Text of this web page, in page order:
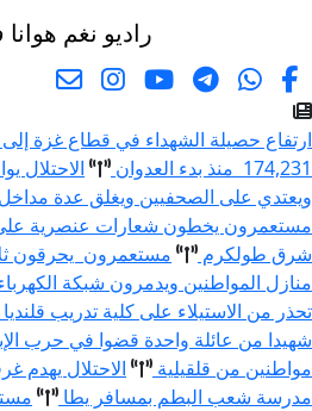
راديو نغم
174,231 منذ بدء العدوان
الاحتلال
ويعتدي على الصحفيين ويغلق عدة مداخل
مستعمرون يخطون شعارات عنصرية على
شرق طولكرم
مستعمرون يحرقون
منازل المواطنين ويدمرون شبكة
تحذر من الاستيلاء على كلية تدريب قلنديا
شهيدا من عائلة واحدة قضوا في حرب
مواطنين من قلقيلية
الاحتلال يهدم
مدرسة شعب البطم بمسافر يطا